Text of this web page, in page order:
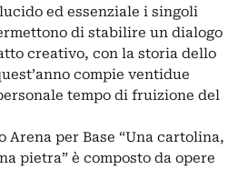
ed essenziale i singoli
di stabilire un dialogo
creativo, con la storia dello
compie ventidue
tempo di fruizione del
Arena per Base “Una cartolina,
pietra” è composto da opere